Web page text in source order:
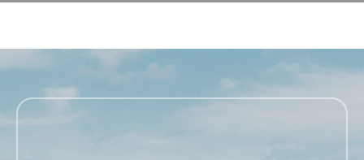
연구소 소개 연구 상담 소통 및 공지